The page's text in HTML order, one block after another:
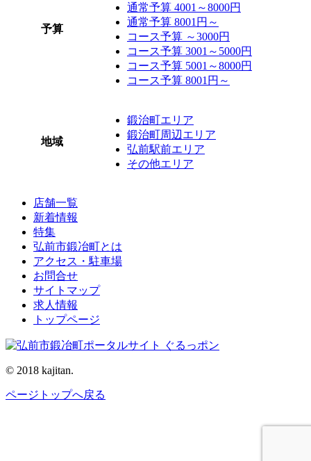
予算
通常予算 4001～8000円
通常予算 8001円～
コース予算 ～3000円
コース予算 3001～5000円
コース予算 5001～8000円
コース予算 8001円～
地域
鍛治町エリア
鍛治町周辺エリア
弘前駅前エリア
その他エリア
店舗一覧
新着情報
特集
弘前市鍛冶町とは
アクセス・駐車場
お問合せ
サイトマップ
求人情報
トップページ
© 2018 kajitan.
ページトップへ戻る